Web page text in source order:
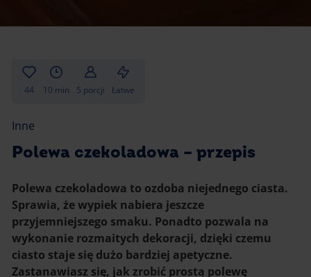
Inne
Ciasta i desery
Napoje i koktajle
Desery i przekąski
44 10 min 5 porcji Łatwe
Inne
Polewa czekoladowa – przepis
Polewa czekoladowa to ozdoba niejednego ciasta.
Sprawia, że wypiek nabiera jeszcze
przyjemniejszego smaku. Ponadto pozwala na
wykonanie rozmaitych dekoracji, dzięki czemu
ciasto staje się dużo bardziej apetyczne.
Zastanawiasz się, jak zrobić prostą polewę